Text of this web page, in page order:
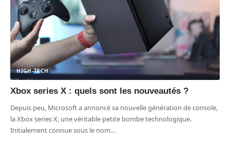
HIGH-TECH
Xbox series X : quels sont les nouveautés ?
Depuis peu, Microsoft a annoncé sa nouvelle génération de console,
la Xbox series X, une véritable petite bombe technologique.
Initialement connue sous le nom…